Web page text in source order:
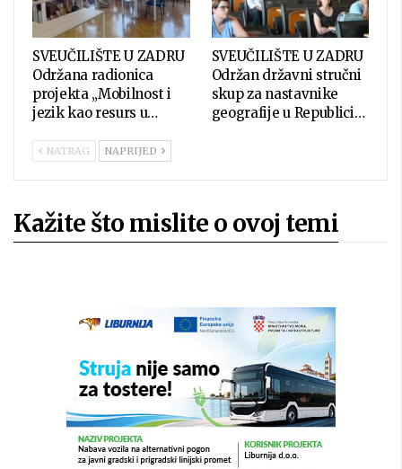
SVEUČILIŠTE U ZADRU
Održana radionica
projekta „Mobilnost i
jezik kao resurs u…
SVEUČILIŠTE U ZADRU
Održan državni stručni
skup za nastavnike
geografije u Republici…
NATRAG NAPRIJED
Kažite što mislite o ovoj temi